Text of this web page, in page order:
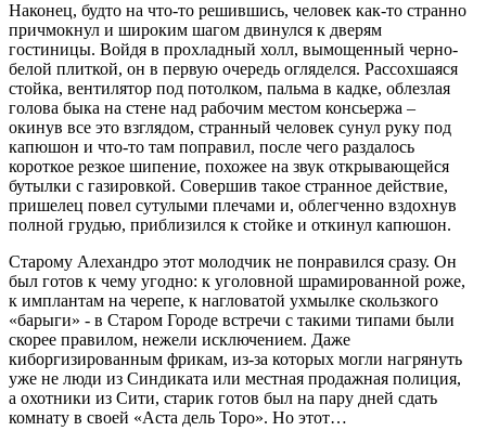
Наконец, будто на что-то решившись, человек как-то странно
причмокнул и широким шагом двинулся к дверям
гостиницы. Войдя в прохладный холл, вымощенный черно-
белой плиткой, он в первую очередь огляделся. Рассохшаяся
стойка, вентилятор под потолком, пальма в кадке, облезлая
голова быка на стене над рабочим местом консьержа –
окинув все это взглядом, странный человек сунул руку под
капюшон и что-то там поправил, после чего раздалось
короткое резкое шипение, похожее на звук открывающейся
бутылки с газировкой. Совершив такое странное действие,
пришелец повел сутулыми плечами и, облегченно вздохнув
полной грудью, приблизился к стойке и откинул капюшон.
Старому Алехандро этот молодчик не понравился сразу. Он
был готов к чему угодно: к уголовной шрамированной роже,
к имплантам на черепе, к нагловатой ухмылке скользкого
«барыги» - в Старом Городе встречи с такими типами были
скорее правилом, нежели исключением. Даже
киборгизированным фрикам, из-за которых могли нагрянуть
уже не люди из Синдиката или местная продажная полиция,
а охотники из Сити, старик готов был на пару дней сдать
комнату в своей «Аста дель Торо». Но этот…